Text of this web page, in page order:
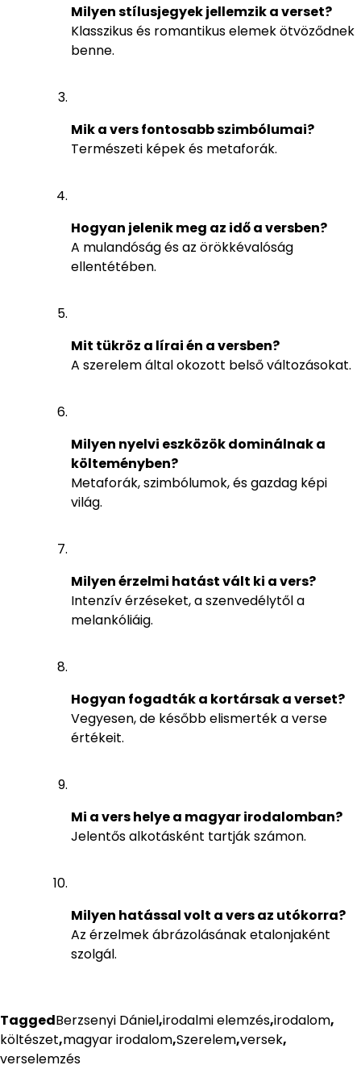
Milyen stílusjegyek jellemzik a verset?
Klasszikus és romantikus elemek ötvöződnek
benne.
Mik a vers fontosabb szimbólumai?
Természeti képek és metaforák.
Hogyan jelenik meg az idő a versben?
A mulandóság és az örökkévalóság
ellentétében.
Mit tükröz a lírai én a versben?
A szerelem által okozott belső változásokat.
Milyen nyelvi eszközök dominálnak a
költeményben?
Metaforák, szimbólumok, és gazdag képi
világ.
Milyen érzelmi hatást vált ki a vers?
Intenzív érzéseket, a szenvedélytől a
melankóliáig.
Hogyan fogadták a kortársak a verset?
Vegyesen, de később elismerték a verse
értékeit.
Mi a vers helye a magyar irodalomban?
Jelentős alkotásként tartják számon.
Milyen hatással volt a vers az utókorra?
Az érzelmek ábrázolásának etalonjaként
szolgál.
TaggedBerzsenyi Dániel,irodalmi elemzés,irodalom,
költészet,magyar irodalom,Szerelem,versek,
verselemzés